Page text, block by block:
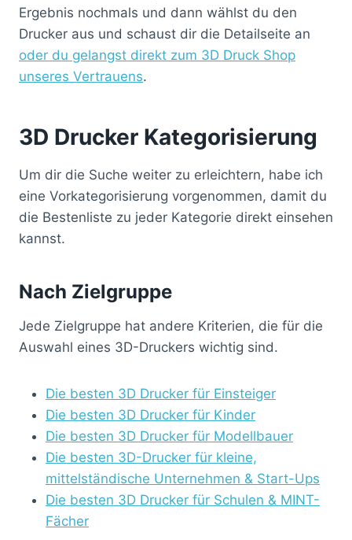
Ergebnis nochmals und dann wählst du den
Drucker aus und schaust dir die Detailseite an
oder du gelangst direkt zum 3D Druck Shop
unseres Vertrauens.
3D Drucker Kategorisierung
Um dir die Suche weiter zu erleichtern, habe ich
eine Vorkategorisierung vorgenommen, damit du
die Bestenliste zu jeder Kategorie direkt einsehen
kannst.
Nach Zielgruppe
Jede Zielgruppe hat andere Kriterien, die für die
Auswahl eines 3D-Druckers wichtig sind.
Die besten 3D Drucker für Einsteiger
Die besten 3D Drucker für Kinder
Die besten 3D Drucker für Modellbauer
Die besten 3D-Drucker für kleine,
mittelständische Unternehmen & Start-Ups
Die besten 3D Drucker für Schulen & MINT-
Fächer